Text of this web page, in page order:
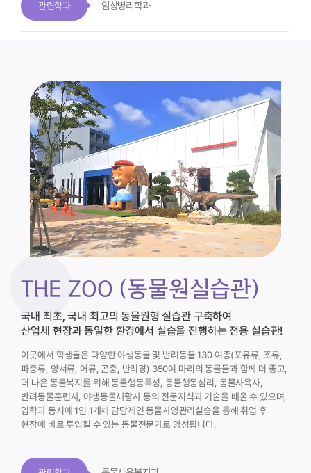
관련학과 임상병리학과
THE ZOO (동물원실습관)
국내 최초, 국내 최고의 동물원형 실습관 구축하여
산업체 현장과 동일한 환경에서 실습을 진행하는 전용 실습관!
이곳에서 학생들은 다양한 야생동물 및 반려동물 130 여종(포유류, 조류,
파충류, 양서류, 어류, 곤충, 반려경) 350여 마리의 동물들과 함께 더 좋고,
더 나은 동물복지를 위해 동물행동특성, 동물행동심리, 동물사육사,
반려동물훈련사, 야생동물재활사 등의 전문지식과 기술을 배울 수 있으며,
입학과 동시에 1인 1개체 담당제인 동물사양관리실습을 통해 취업 후
현장에 바로 투입될 수 있는 동물전문가로 양성됩니다.